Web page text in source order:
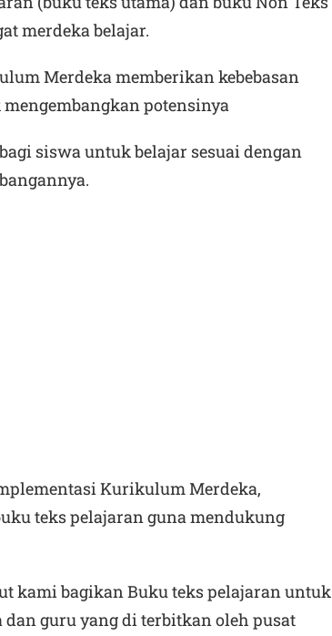
merdeka belajar.
Merdeka memberikan kebebasan
potensinya
siswa untuk belajar sesuai dengan
Kurikulum Merdeka,
teks pelajaran guna mendukung
kami bagikan Buku teks pelajaran untuk
guru yang di terbitkan oleh pusat